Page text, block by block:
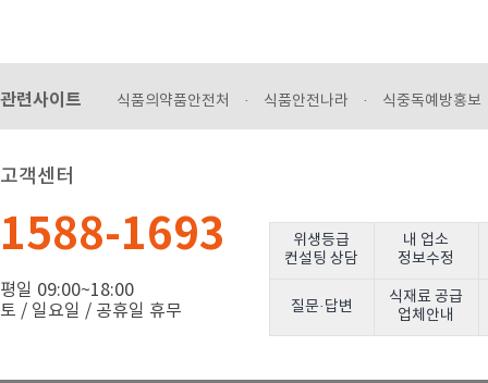
관련사이트 식품의약품안전처 · 식품안전나라 · 식중독예방홍보
고객센터
1588-1693
평일 09:00~18:00
토 / 일요일 / 공휴일 휴무
위생등급
컨설팅 상담
내 업소
정보수정
질문·답변
식재료 공급
업체안내